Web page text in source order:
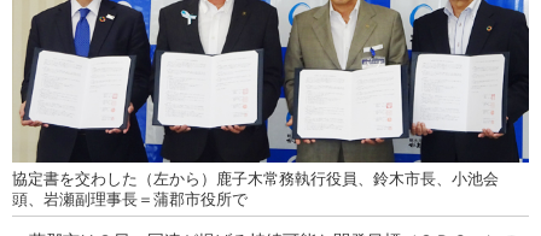
協定書を交わした（左から）鹿子木常務執行役員、鈴木市長、小池会
頭、岩瀬副理事長＝蒲郡市役所で